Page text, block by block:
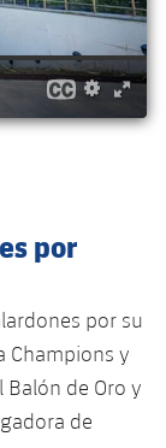
por
por su
Champions y
Balón de Oro y
de